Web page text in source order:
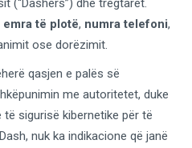
(“Dashers”) dhe tregtarët.
emra të plotë, numra telefoni,
ose dorëzimit.
qasjen e palës së
me autoritetet, duke
sigurisë kibernetike për të
nuk ka indikacione që janë